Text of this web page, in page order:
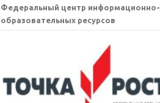
Федеральный центр информационно-
образовательных ресурсов